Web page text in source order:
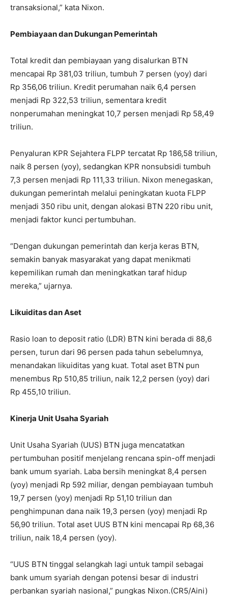
transaksional,” kata Nixon.
Pembiayaan dan Dukungan Pemerintah
Total kredit dan pembiayaan yang disalurkan BTN
mencapai Rp 381,03 triliun, tumbuh 7 persen (yoy) dari
Rp 356,06 triliun. Kredit perumahan naik 6,4 persen
menjadi Rp 322,53 triliun, sementara kredit
nonperumahan meningkat 10,7 persen menjadi Rp 58,49
triliun.
Penyaluran KPR Sejahtera FLPP tercatat Rp 186,58 triliun,
naik 8 persen (yoy), sedangkan KPR nonsubsidi tumbuh
7,3 persen menjadi Rp 111,33 triliun. Nixon menegaskan,
dukungan pemerintah melalui peningkatan kuota FLPP
menjadi 350 ribu unit, dengan alokasi BTN 220 ribu unit,
menjadi faktor kunci pertumbuhan.
“Dengan dukungan pemerintah dan kerja keras BTN,
semakin banyak masyarakat yang dapat menikmati
kepemilikan rumah dan meningkatkan taraf hidup
mereka,” ujarnya.
Likuiditas dan Aset
Rasio loan to deposit ratio (LDR) BTN kini berada di 88,6
persen, turun dari 96 persen pada tahun sebelumnya,
menandakan likuiditas yang kuat. Total aset BTN pun
menembus Rp 510,85 triliun, naik 12,2 persen (yoy) dari
Rp 455,10 triliun.
Kinerja Unit Usaha Syariah
Unit Usaha Syariah (UUS) BTN juga mencatatkan
pertumbuhan positif menjelang rencana spin-off menjadi
bank umum syariah. Laba bersih meningkat 8,4 persen
(yoy) menjadi Rp 592 miliar, dengan pembiayaan tumbuh
19,7 persen (yoy) menjadi Rp 51,10 triliun dan
penghimpunan dana naik 19,3 persen (yoy) menjadi Rp
56,90 triliun. Total aset UUS BTN kini mencapai Rp 68,36
triliun, naik 18,4 persen (yoy).
“UUS BTN tinggal selangkah lagi untuk tampil sebagai
bank umum syariah dengan potensi besar di industri
perbankan syariah nasional,” pungkas Nixon.(CR5/Aini)